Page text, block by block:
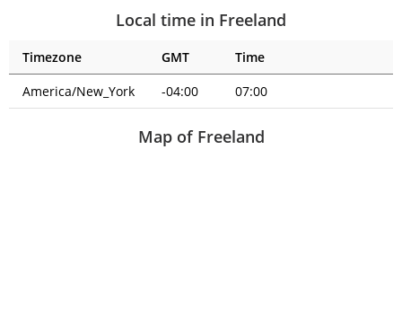
Local time in Freeland
Timezone GMT
Time
America/New_York
-04:00 07:00
Map of Freeland